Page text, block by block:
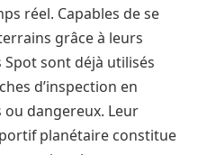
réel. Capables de se
grâce à leurs
sont déjà utilisés
d’inspection en
dangereux. Leur
planétaire constitue